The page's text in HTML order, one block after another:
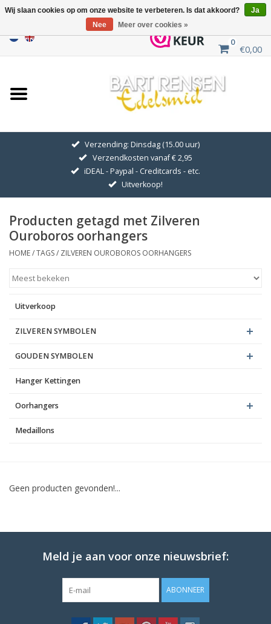
0
€0,00
Home
Uitverkoop
GOUDEN SYMBOLEN
Hanger Kettingen
Oorhangers
Verzending: Dinsdag (15.00 uur)
Verzendkosten vanaf € 2,95
iDEAL - Paypal - Creditcards - etc.
Uitverkoop!
Producten getagd met Zilveren
Ouroboros oorhangers
HOME/TAGS/ ZILVEREN OUROBOROS OORHANGERS
Uitverkoop
ZILVEREN SYMBOLEN
GOUDEN SYMBOLEN
Hanger Kettingen
Oorhangers
Medaillons
Geen producten gevonden!...
Meld je aan voor onze nieuwsbrief:
ABONNEER
Wij slaan cookies op om onze website te verbeteren. Is dat akkoord?
Ja
Nee
Meer over cookies »